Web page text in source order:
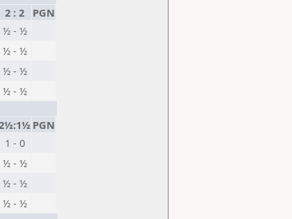
2 : 2
PGN
½ - ½
½ - ½
½ - ½
½ - ½
PGN
1 - 0
½ - ½
½ - ½
½ - ½